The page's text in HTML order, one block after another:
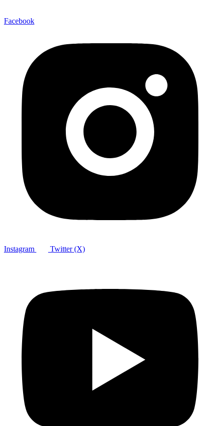
Facebook
Instagram Twitter (X)